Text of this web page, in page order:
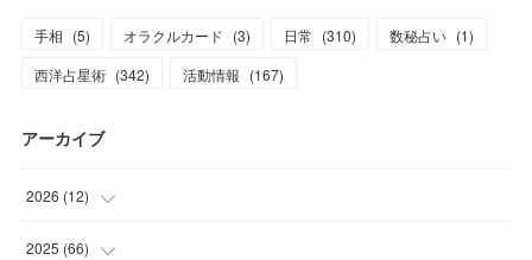
手相 (5) オラクルカード (3) 日常 (310) 数秘占い (1)
西洋占星術 (342) 活動情報 (167)
アーカイブ
2026 (12)
(2
2025 (66)